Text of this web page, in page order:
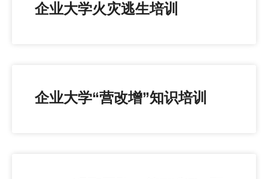
企业大学火灾逃生培训
企业大学“营改增”知识培训